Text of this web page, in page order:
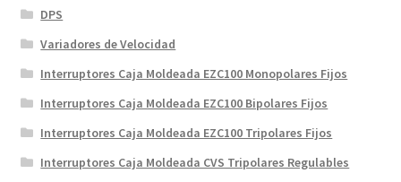
DPS
Variadores de Velocidad
Interruptores Caja Moldeada EZC100 Monopolares Fijos
Interruptores Caja Moldeada EZC100 Bipolares Fijos
Interruptores Caja Moldeada EZC100 Tripolares Fijos
Interruptores Caja Moldeada CVS Tripolares Regulables